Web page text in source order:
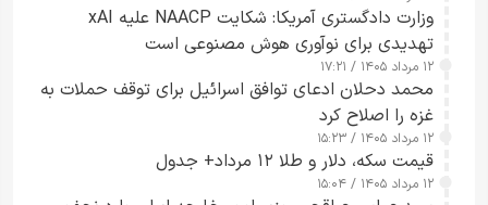
وزارت دادگستری آمریکا: شکایت NAACP علیه xAI
تهدیدی برای نوآوری هوش مصنوعی است
۱۲ مرداد ۱۴۰۵ / ۱۷:۲۱
محمد دحلان ادعای توافق اسرائیل برای توقف حملات به
غزه را اصلاح کرد
۱۲ مرداد ۱۴۰۵ / ۱۵:۲۳
قیمت سکه، دلار و طلا ۱۲ مرداد+ جدول
۱۲ مرداد ۱۴۰۵ / ۱۵:۰۴